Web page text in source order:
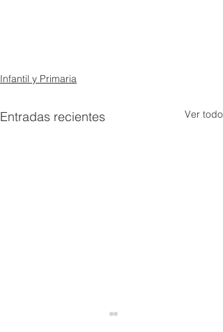
Infantil y Primaria
Entradas recientes Ver todo